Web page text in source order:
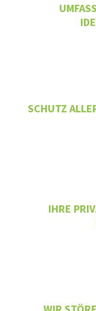
SCHUTZ
IHRE